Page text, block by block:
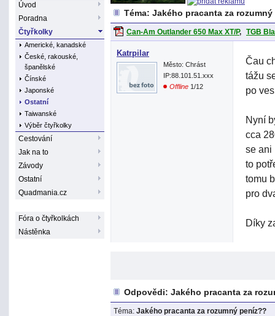
Úvod
Poradna
Čtyřkolky
Americké, kanadské
České, rakouské,
španělské
Čínské
Japonské
Ostatní
Taiwanské
Výběr čtyřkolky
Cestování
Jak na to
Závody
Ostatní
Quadmania.cz
Fóra o čtyřkolkách
Nástěnka
Téma: Jakého pracanta za
Can-Am Outlander 650 Max XT/P, TGB
Katrpilar
Město: Chrást
IP:88.101.51.xxx
Offline 1/12
Čau
tážu
po
Nyní
cca
se ani
to
tomu
pro
Díky
Odpovědi: Jakého pracanta za
Téma: Jakého pracanta za rozumný peníz??